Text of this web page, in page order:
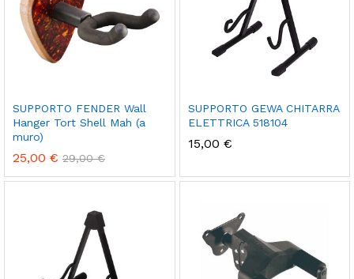
SUPPORTO FENDER Wall
Hanger Tort Shell Mah (a
muro)
25,00 € 29,00€
SUPPORTO GEWA CHITARRA
ELETTRICA 518104
15,00 €